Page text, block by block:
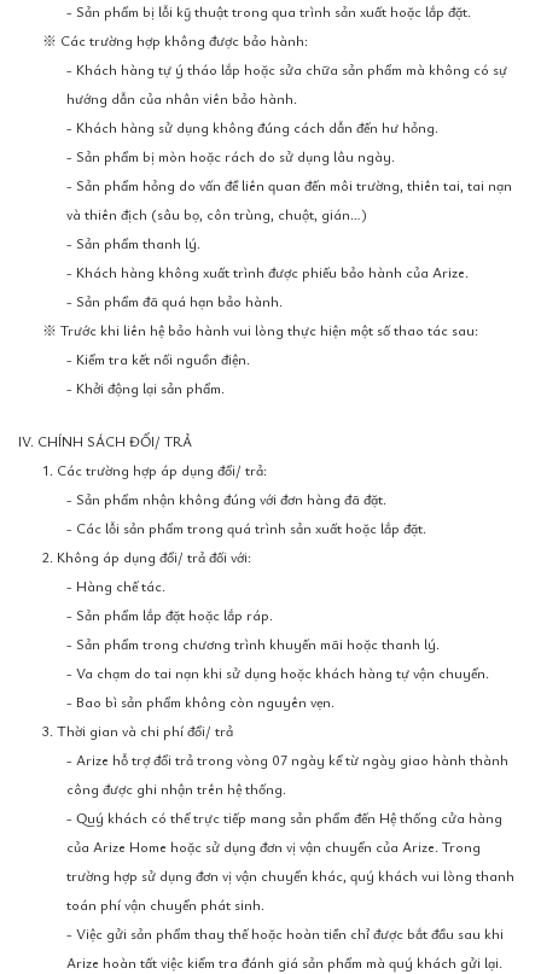
- Sản phẩm bị lỗi kỹ thuật trong qua trình sản xuất hoặc lắp đặt.
※ Các trường hợp không được bảo hành:
- Khách hàng tự ý tháo lắp hoặc sửa chữa sản phẩm mà không có sự
hướng dẫn của nhân viên bảo hành.
- Khách hàng sử dụng không đúng cách dẫn đến hư hỏng.
- Sản phẩm bị mòn hoặc rách do sử dụng lâu ngày.
- Sản phẩm hỏng do vấn đề liên quan đến môi trường, thiên tai, tai nạn
và thiên địch (sâu bọ, côn trùng, chuột, gián…)
- Sản phẩm thanh lý.
- Khách hàng không xuất trình được phiếu bảo hành của Arize.
- Sản phẩm đã quá hạn bảo hành.
※ Trước khi liên hệ bảo hành vui lòng thực hiện một số thao tác sau:
- Kiểm tra kết nối nguồn điện.
- Khởi động lại sản phẩm.
IV. CHÍNH SÁCH ĐỔI/ TRẢ
1. Các trường hợp áp dụng đổi/ trả:
- Sản phẩm nhận không đúng với đơn hàng đã đặt.
- Các lỗi sản phẩm trong quá trình sản xuất hoặc lắp đặt.
2. Không áp dụng đổi/ trả đối với:
- Hàng chế tác.
- Sản phẩm lắp đặt hoặc lắp ráp.
- Sản phẩm trong chương trình khuyến mãi hoặc thanh lý.
- Va chạm do tai nạn khi sử dụng hoặc khách hàng tự vận chuyển.
- Bao bì sản phẩm không còn nguyên vẹn.
3. Thời gian và chi phí đổi/ trả
- Arize hỗ trợ đổi trả trong vòng 07 ngày kể từ ngày giao hành thành
công được ghi nhận trên hệ thống.
- Quý khách có thể trực tiếp mang sản phẩm đến Hệ thống cửa hàng
của Arize Home hoặc sử dụng đơn vị vận chuyển của Arize. Trong
trường hợp sử dụng đơn vị vận chuyển khác, quý khách vui lòng thanh
toán phí vận chuyển phát sinh.
- Việc gửi sản phẩm thay thế hoặc hoàn tiền chỉ được bắt đầu sau khi
Arize hoàn tất việc kiểm tra đánh giá sản phẩm mà quý khách gửi lại.